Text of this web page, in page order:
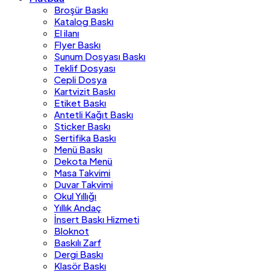
Broşür Baskı
Katalog Baskı
El ilanı
Flyer Baskı
Sunum Dosyası Baskı
Teklif Dosyası
Cepli Dosya
Kartvizit Baskı
Etiket Baskı
Antetli Kağıt Baskı
Sticker Baskı
Sertifika Baskı
Menü Baskı
Dekota Menü
Masa Takvimi
Duvar Takvimi
Okul Yıllığı
Yıllık Andaç
İnsert Baskı Hizmeti
Bloknot
Baskılı Zarf
Dergi Baskı
Klasör Baskı